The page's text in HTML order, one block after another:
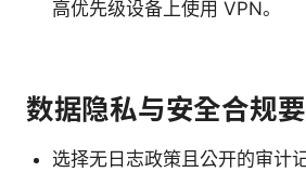
高优先级设备上使用 VPN。
数据隐私与安全合规
选择无日志政策且公开的审计